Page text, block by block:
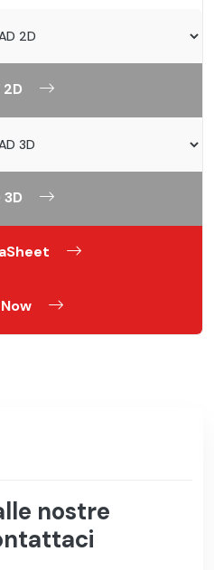
2D
3D
nostre